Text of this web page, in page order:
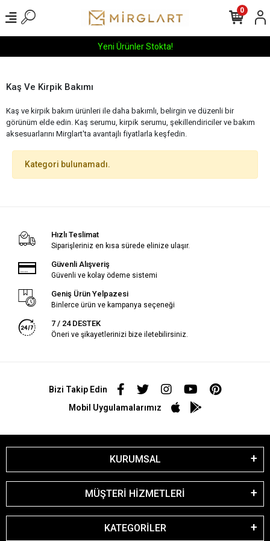
Yeni Ürünler Stokta!
0
Kaş Ve Kirpik Bakımı
Kaş ve kirpik bakım ürünleri ile daha bakımlı, belirgin ve düzenli bir
görünüm elde edin. Kaş serumu, kirpik serumu, şekillendiriciler ve bakım
aksesuarlarını Mirglart'ta avantajlı fiyatlarla keşfedin.
Kategori bulunamadı.
Hızlı Teslimat
Siparişleriniz en kısa sürede elinize ulaşır.
Güvenli Alışveriş
Güvenli ve kolay ödeme sistemi
Geniş Ürün Yelpazesi
Binlerce ürün ve kampanya seçeneği
7 / 24 DESTEK
Öneri ve şikayetlerinizi bize iletebilirsiniz.
Bizi Takip Edin
Mobil Uygulamalarımız
KURUMSAL
MÜŞTERİ HİZMETLERİ
KATEGORİLER